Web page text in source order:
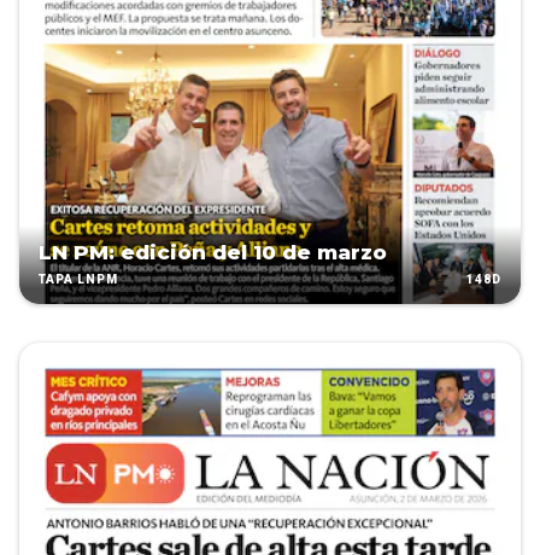
LN PM: edición del 10 de marzo
TAPA LNPM 148D